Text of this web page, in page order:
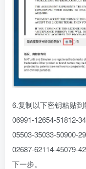
6.复制以下密钥粘贴
06991-12654-51812-
05503-35033-50900-
02687-62114-45079-
下一步。